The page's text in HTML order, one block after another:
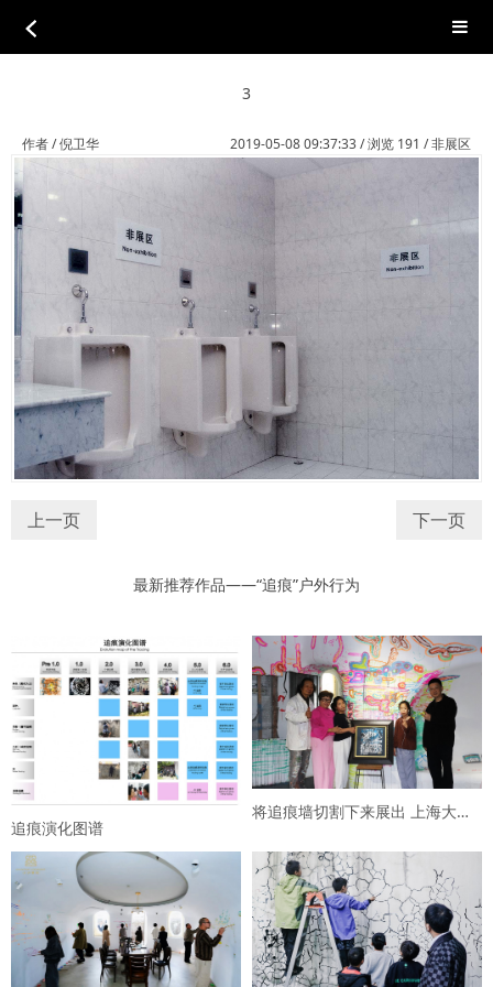
3
作者 / 倪卫华 2019-05-08 09:37:33 / 浏览 191 /非展区
上一页 下一页
最新推荐作品——“追痕”户外行为
追痕演化图谱
将追痕墙切割下来展出 上海大沪繁花艺术空间 上海茂名···